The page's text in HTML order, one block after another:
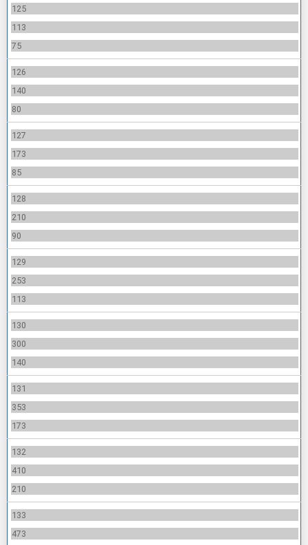
125
113
75
126
140
80
127
173
85
128
210
90
129
253
113
130
300
140
131
353
173
132
410
210
133
473